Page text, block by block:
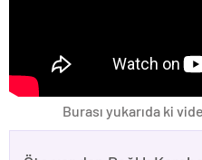
Burası yukarıda ki